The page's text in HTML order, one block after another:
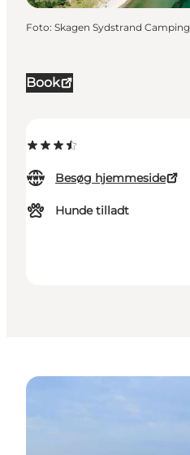
Book
Besøg hjemmeside
Hunde tilladt
Foto: Skagen Sydstrand Camping